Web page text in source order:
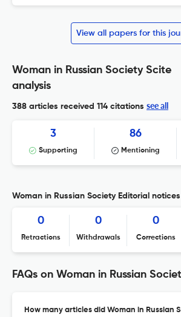
View all papers for this
Woman in Russian Society Scite
analysis
388 articles received 114 citations see all
3
Supporting
86
Mentioning
Woman in Russian Society Editorial notices
0
Retractions
0
Withdrawals
0
Corrections
FAQs on Woman in Russian
How many articles did Woman in Russian